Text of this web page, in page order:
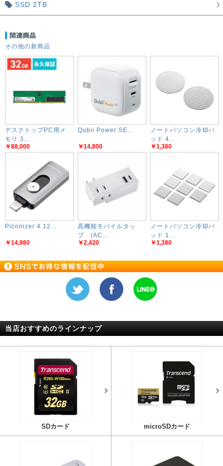
SSD 2TB
その他の新商品
デスクトップPC用メ
モリ 3...
￥88,000
Qubii Power SE...
￥14,800
ノートパソコン冷却パ
ッド 4...
￥1,380
Piconizer 4 12...
￥14,980
高機能モバイルタッ
プ (AC...
￥2,420
ノートパソコン冷却パ
ッド 1...
￥1,380
当店おすすめのラインナップ
SDカード microSDカード